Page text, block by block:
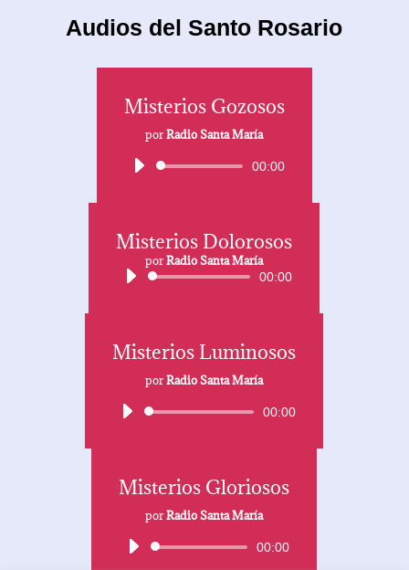
Audios del Santo Rosario
Misterios Gozosos
porRadio Santa María
Reproductor
00:00
Misterios Dolorosos
porRadio Santa María
Reproductor
audio
00:00
Misterios Luminosos
porRadio Santa María
Reproductor00:00
Misterios Gloriosos
porRadio Santa María
Reproductor
00:00